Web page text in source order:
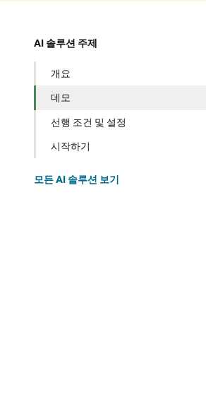
AI 솔루션 주제
개요
데모
선행 조건 및 설정
시작하기
모든 AI 솔루션 보기